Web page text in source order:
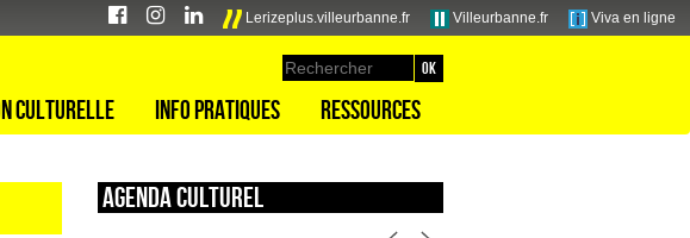
Lerizeplus.villeurbanne.fr Villeurbanne.fr Viva en ligne
culturelle Info pratiques Ressources
Agenda culturel